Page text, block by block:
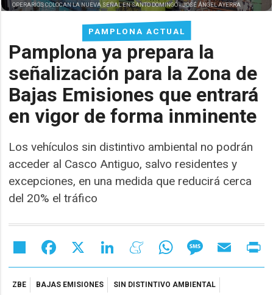
PAMPLONA ACTUAL
Pamplona ya prepara la
señalización para la Zona de
Bajas Emisiones que entrará
en vigor de forma inminente
Los vehículos sin distintivo ambiental no podrán
acceder al Casco Antiguo, salvo residentes y
excepciones, en una medida que reducirá cerca
del 20% el tráfico
OPERARIOS COLOCAN LA NUEVA SEÑAL EN SANTO DOMINGO -JOSÉ ÁNGEL AYERRA
Share Facebook LinkedIn MeneameWhatsAppMessageEmail
ZBE BAJAS EMISIONES SIN DISTINTIVO AMBIENTAL